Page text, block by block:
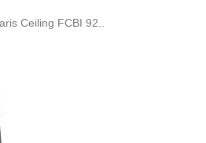
Ceiling FCBI 92..